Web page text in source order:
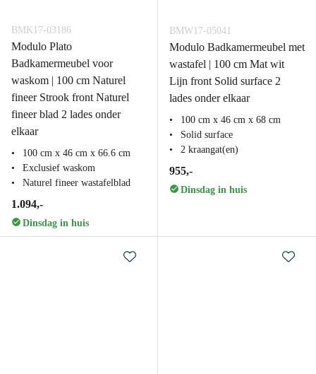
BMK17-03186
Modulo Plato
Badkamermeubel voor
waskom | 100 cm Naturel
fineer Strook front Naturel
fineer blad 2 lades onder
elkaar
100 cm x 46 cm x 66.6 cm
Exclusief waskom
Naturel fineer wastafelblad
1.094,-
Dinsdag in huis
BMW17-05041
Modulo Badkamermeubel met
wastafel | 100 cm Mat wit
Lijn front Solid surface 2
lades onder elkaar
100 cm x 46 cm x 68 cm
Solid surface
2 kraangat(en)
955,-
Dinsdag in huis